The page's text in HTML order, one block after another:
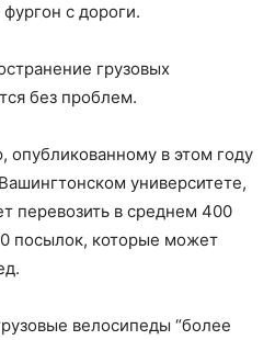
с дороги.
грузовых
без проблем.
опубликованному в этом году
университете,
перевозить в среднем 400
посылок, которые может
велосипеды “более